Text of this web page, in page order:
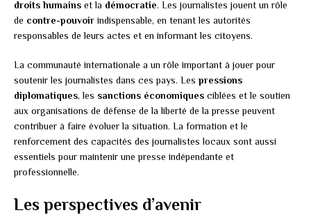
droits humains et la démocratie. Les journalistes jouent un rôle
de contre-pouvoir indispensable, en tenant les autorités
responsables de leurs actes et en informant les citoyens.
La communauté internationale a un rôle important à jouer pour
soutenir les journalistes dans ces pays. Les pressions
diplomatiques, les sanctions économiques ciblées et le soutien
aux organisations de défense de la liberté de la presse peuvent
contribuer à faire évoluer la situation. La formation et le
renforcement des capacités des journalistes locaux sont aussi
essentiels pour maintenir une presse indépendante et
professionnelle.
Les perspectives d’avenir